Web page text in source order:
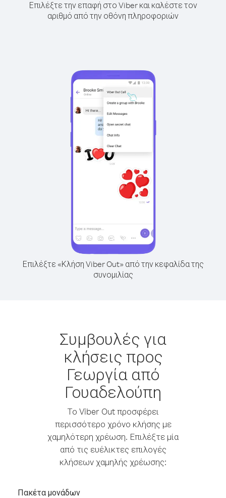
Επιλέξτε την επαφή στο Viber και καλέστε τον
αριθμό από την οθόνη πληροφοριών
Επιλέξτε «Κλήση Viber Out» από την κεφαλίδα της
συνομιλίας
Συμβουλές για
κλήσεις προς
Γεωργία από
Γουαδελούπη
Το Viber Out προσφέρει
περισσότερο χρόνο κλήσης με
χαμηλότερη χρέωση. Επιλέξτε μία
από τις ευέλικτες επιλογές
κλήσεων χαμηλής χρέωσης:
Πακέτα μονάδων